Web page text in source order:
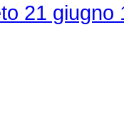
21 giugno